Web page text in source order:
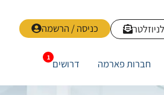
כניסה / הרשמה
חברות פארמה דרושים